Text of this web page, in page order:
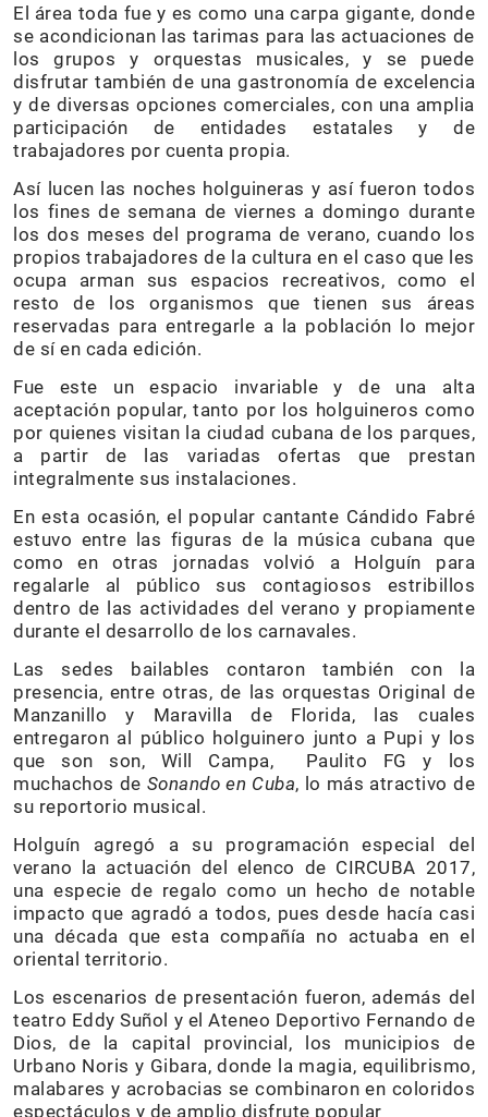
El área toda fue y es como una carpa gigante, donde
se acondicionan las tarimas para las actuaciones de
los grupos y orquestas musicales, y se puede
disfrutar también de una gastronomía de excelencia
y de diversas opciones comerciales, con una amplia
participación de entidades estatales y de
trabajadores por cuenta propia.
Así lucen las noches holguineras y así fueron todos
los fines de semana de viernes a domingo durante
los dos meses del programa de verano, cuando los
propios trabajadores de la cultura en el caso que les
ocupa arman sus espacios recreativos, como el
resto de los organismos que tienen sus áreas
reservadas para entregarle a la población lo mejor
de sí en cada edición.
Fue este un espacio invariable y de una alta
aceptación popular, tanto por los holguineros como
por quienes visitan la ciudad cubana de los parques,
a partir de las variadas ofertas que prestan
integralmente sus instalaciones.
En esta ocasión, el popular cantante Cándido Fabré
estuvo entre las figuras de la música cubana que
como en otras jornadas volvió a Holguín para
regalarle al público sus contagiosos estribillos
dentro de las actividades del verano y propiamente
durante el desarrollo de los carnavales.
Las sedes bailables contaron también con la
presencia, entre otras, de las orquestas Original de
Manzanillo y Maravilla de Florida, las cuales
entregaron al público holguinero junto a Pupi y los
que son son, Will Campa, Paulito FG y los
muchachos de Sonando en Cuba, lo más atractivo de
su reportorio musical.
Holguín agregó a su programación especial del
verano la actuación del elenco de CIRCUBA 2017,
una especie de regalo como un hecho de notable
impacto que agradó a todos, pues desde hacía casi
una década que esta compañía no actuaba en el
oriental territorio.
Los escenarios de presentación fueron, además del
teatro Eddy Suñol y el Ateneo Deportivo Fernando de
Dios, de la capital provincial, los municipios de
Urbano Noris y Gibara, donde la magia, equilibrismo,
malabares y acrobacias se combinaron en coloridos
espectáculos y de amplio disfrute popular